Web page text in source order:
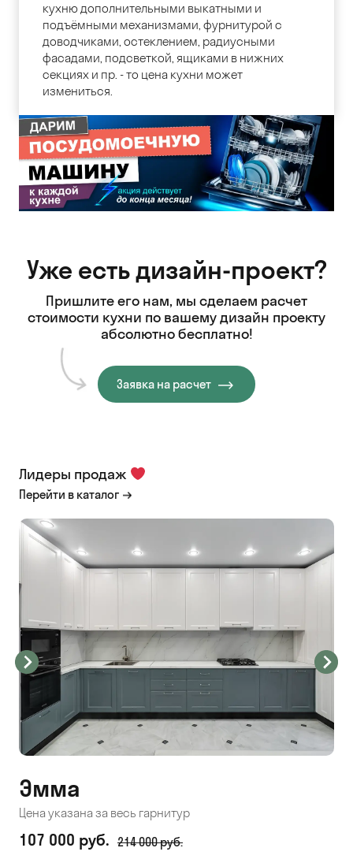
кухню дополнительными выкатными и
подъёмными механизмами, фурнитурой с
доводчиками, остеклением, радиусными
фасадами, подсветкой, ящиками в нижних
секциях и пр. - то цена кухни может
измениться.
Уже есть дизайн-проект?
Пришлите его нам, мы сделаем расчет
стоимости кухни по вашему дизайн проекту
абсолютно бесплатно!
Заявка на расчет
Лидеры продаж
Перейти в каталог
Эмма
Цена указана за весь гарнитур
107 000 руб. 214 000 руб.